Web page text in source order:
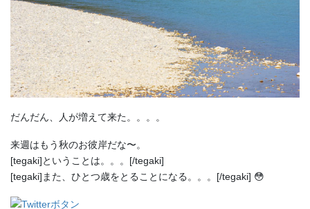
だんだん、人が増えて来た。。。。
来週はもう秋のお彼岸だな〜。
[tegaki]ということは。。。[/tegaki]
[tegaki]また、ひとつ歳をとることになる。。。[/tegaki] 😳